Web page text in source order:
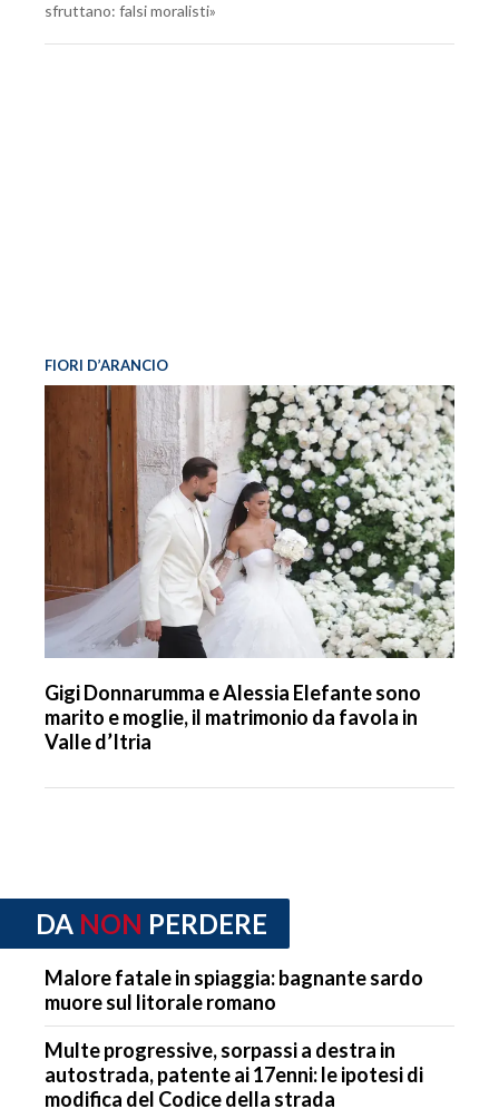
sfruttano: falsi moralisti»
FIORI D’ARANCIO
Gigi Donnarumma e Alessia Elefante sono
marito e moglie, il matrimonio da favola in
Valle d’Itria
DA NON PERDERE
Malore fatale in spiaggia: bagnante sardo
muore sul litorale romano
Multe progressive, sorpassi a destra in
autostrada, patente ai 17enni: le ipotesi di
modifica del Codice della strada